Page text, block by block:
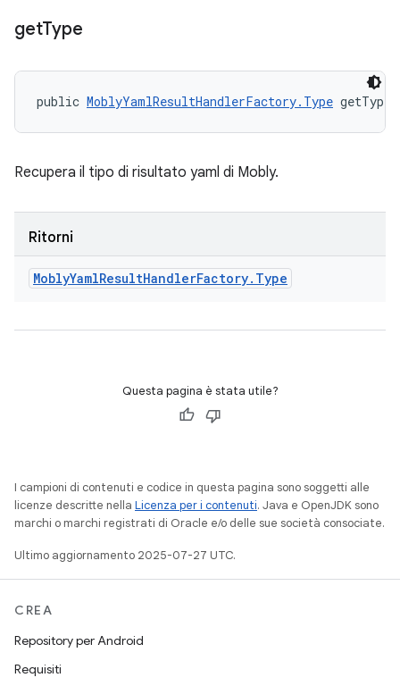
getType
public MoblyYamlResultHandlerFactory.Type
Recupera il tipo di risultato yaml di Mobly.
Ritorni
MoblyYamlResultHandlerFactory. Type
Questa pagina è stata utile?
I campioni di contenuti e codice in questa pagina sono soggetti alle
licenze descritte nella Licenza per i contenuti. Java e OpenJDK sono
marchi o marchi registrati di Oracle e/o delle sue società consociate.
Ultimo aggiornamento 2025-07-27 UTC.
CREA
Repository per Android
Requisiti